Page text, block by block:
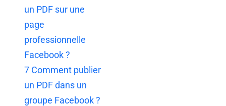
un PDF sur une
page
professionnelle
Facebook ?
7 Comment publier
un PDF dans un
groupe Facebook ?